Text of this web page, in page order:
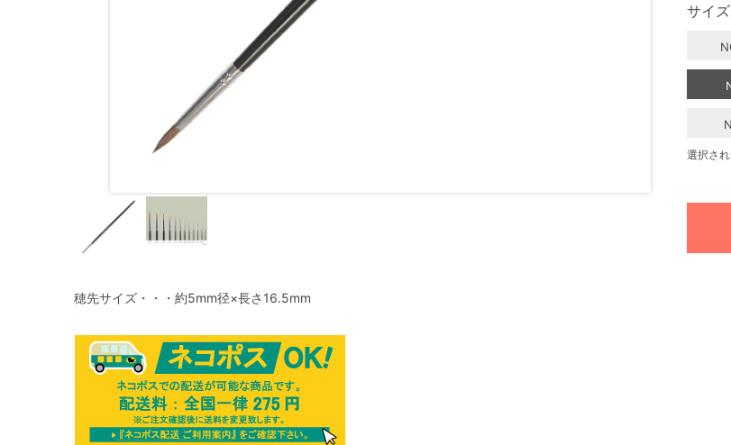
穂先サイズ・・・約5mm径×長さ16.5mm
サイズ
選択さ